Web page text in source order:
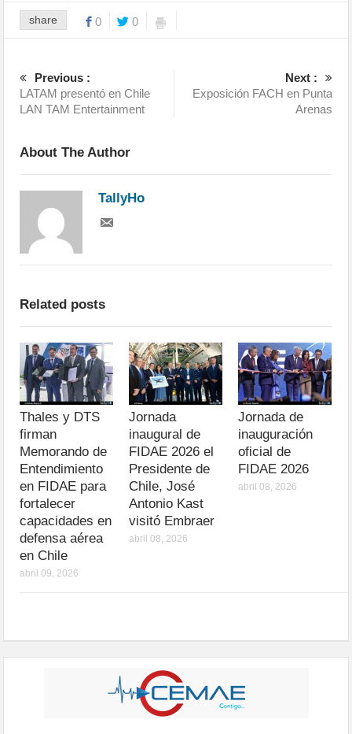
share 0 0
Previous :
LATAM presentó en Chile
LAN TAM Entertainment
Next :
Exposición FACH en Punta
Arenas
About The Author
TallyHo
Related posts
Thales y DTS
firman
Memorando de
Entendimiento
en FIDAE para
fortalecer
capacidades en
defensa aérea
en Chile
abril 09, 2026
Jornada
inaugural de
FIDAE 2026 el
Presidente de
Chile, José
Antonio Kast
visitó Embraer
abril 08, 2026
Jornada de
inauguración
oficial de
FIDAE 2026
abril 08, 2026